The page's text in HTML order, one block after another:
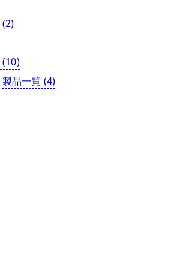
(2)
(10)
製品一覧 (4)